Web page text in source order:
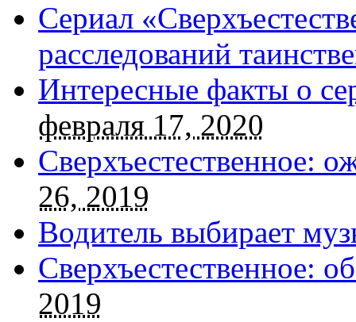
Сериал
расследований
Интересные факты о
февраля 17, 2020
Сверхъестественное:
26, 2019
Водитель выбирает
Сверхъестественное:
2019